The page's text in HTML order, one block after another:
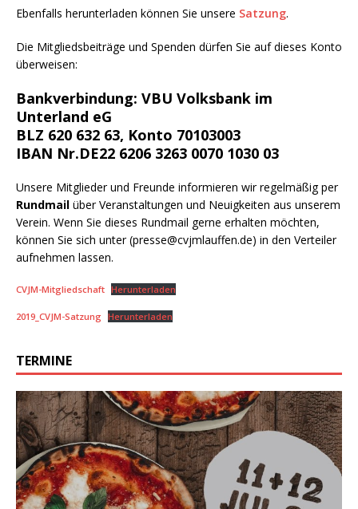
Ebenfalls herunterladen können Sie unsere Satzung.
Die Mitgliedsbeiträge und Spenden dürfen Sie auf dieses Konto
überweisen:
Bankverbindung: VBU Volksbank im
Unterland eG
BLZ 620 632 63, Konto 70103003
IBAN Nr.DE22 6206 3263 0070 1030 03
Unsere Mitglieder und Freunde informieren wir regelmäßig per
Rundmail über Veranstaltungen und Neuigkeiten aus unserem
Verein. Wenn Sie dieses Rundmail gerne erhalten möchten,
können Sie sich unter (presse@cvjmlauffen.de) in den Verteiler
aufnehmen lassen.
CVJM-Mitgliedschaft Herunterladen
2019_CVJM-Satzung Herunterladen
TERMINE